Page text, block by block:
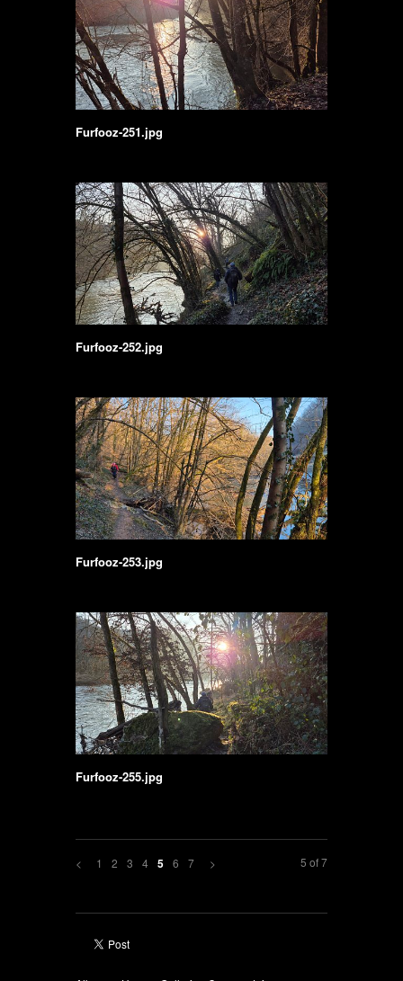
Furfooz-251.jpg
Furfooz-252.jpg
Furfooz-253.jpg
Furfooz-255.jpg
5 of 7
< 1 2 3 4 5 6 7 >